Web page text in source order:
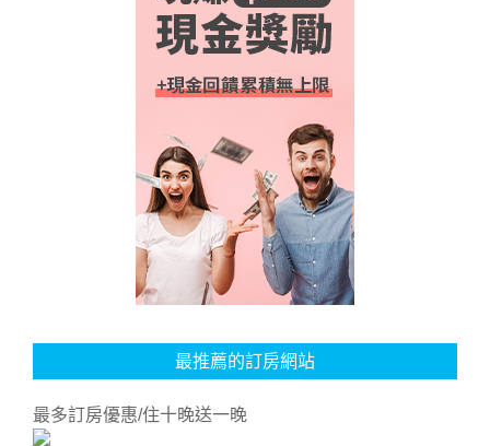
最推薦的訂房網站
最多訂房優惠/住十晚送一晚